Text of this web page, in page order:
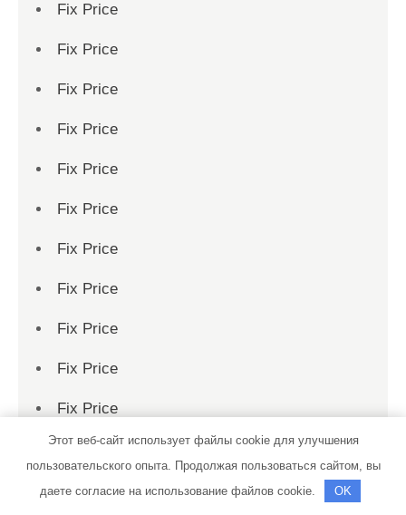
Fix Price
Fix Price
Fix Price
Fix Price
Fix Price
Fix Price
Fix Price
Fix Price
Fix Price
Fix Price
Fix Price
Fix Price
Fix Price
Этот веб-сайт использует файлы cookie для улучшения
пользовательского опыта. Продолжая пользоваться сайтом, вы
даете согласие на использование файлов cookie.
OK